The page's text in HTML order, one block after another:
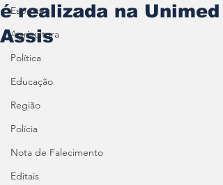
Esporte
Agricultura
Política
Educação
Região
Polícia
Nota de Falecimento
Editais
é realizada na Unimed
Assis